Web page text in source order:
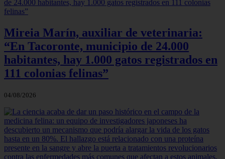
Mireia Marín, auxiliar de veterinaria:
“En Tacoronte, municipio de 24.000
habitantes, hay 1.000 gatos registrados en
111 colonias felinas”
04/08/2026